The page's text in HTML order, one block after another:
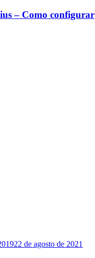
– Como configurar
22 de agosto de 2021